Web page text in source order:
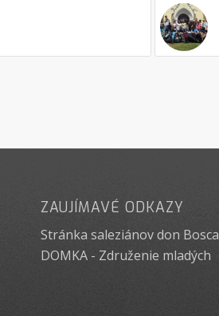
ZAUJÍMAVÉ ODKAZY
Stránka saleziánov don Bosca
DOMKA - Združenie mladých